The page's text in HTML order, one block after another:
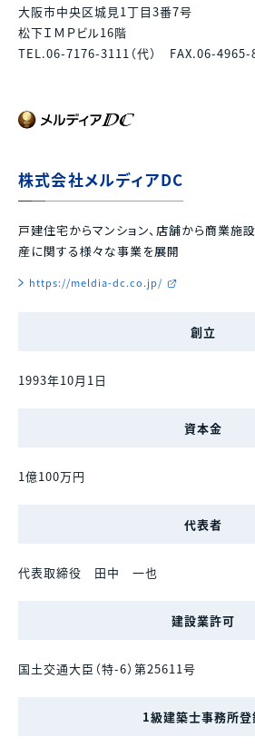
大阪市中央区城見1丁目3番7号
松下ＩＭＰビル16階
TEL.06-7176-3111（代） FAX.06-4965-
株式会社メルディアDC
戸建住宅からマンション、店舗から商業施
産に関する様々な事業を展開
https://meldia-dc.co.jp/
創立
1993年10月1日
資本金
1億100万円
代表者
代表取締役 田中 一也
建設業許可
国土交通大臣（特-6）第25611号
1級建築士事務所登